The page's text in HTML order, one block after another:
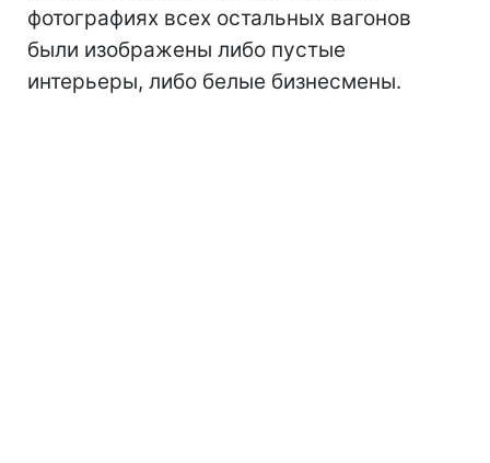
фотографиях всех остальных вагонов
были изображены либо пустые
интерьеры, либо белые бизнесмены.